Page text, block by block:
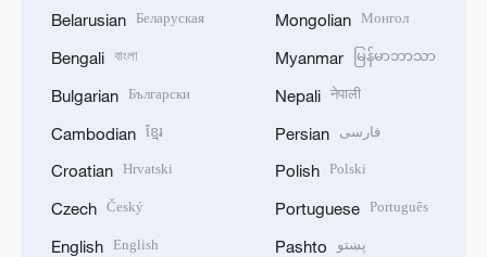
Belarusian Беларуская
Bengali বাংলা
Bulgarian Български
Cambodian ខ្មែរ
Croatian Hrvatski
Czech Český
English English
Mongolian Монгол
Myanmar မြန်မာဘာသာ
Nepali नेपाली
Persian فارسی
Polish Polski
Portuguese Português
Pashto پښتو